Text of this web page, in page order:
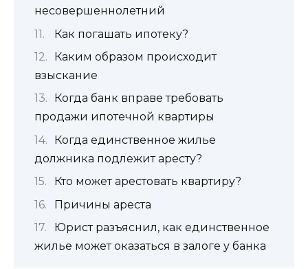
несовершеннолетний
Как погашать ипотеку?
Каким образом происходит
взыскание
Когда банк вправе требовать
продажи ипотечной квартиры
Когда единственное жилье
должника подлежит аресту?
Кто может арестовать квартиру?
Причины ареста
Юрист разъяснил, как единственное
жилье может оказаться в залоге у банка